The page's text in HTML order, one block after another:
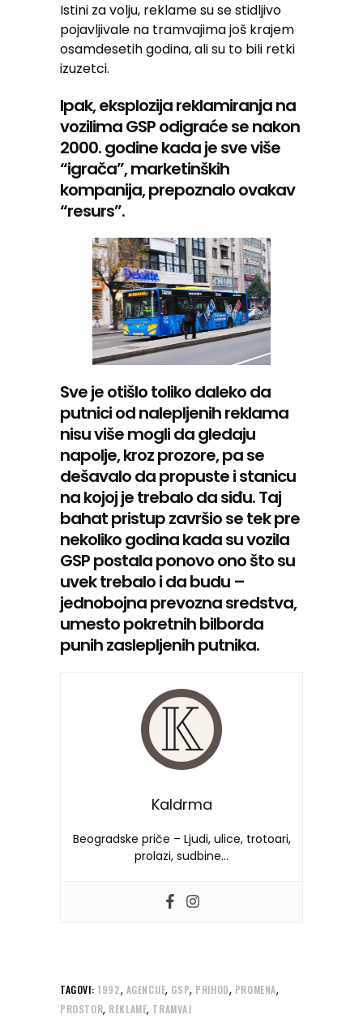
Istini za volju, reklame su se stidljivo
pojavljivale na tramvajima još krajem
osamdesetih godina, ali su to bili retki
izuzetci.
Ipak, eksplozija reklamiranja na
vozilima GSP odigraće se nakon
2000. godine kada je sve više
“igrača”, marketinških
kompanija, prepoznalo ovakav
“resurs”.
Sve je otišlo toliko daleko da
putnici od nalepljenih reklama
nisu više mogli da gledaju
napolje, kroz prozore, pa se
dešavalo da propuste i stanicu
na kojoj je trebalo da siđu. Taj
bahat pristup završio se tek pre
nekoliko godina kada su vozila
GSP postala ponovo ono što su
uvek trebalo i da budu –
jednobojna prevozna sredstva,
umesto pokretnih bilborda
punih zaslepljenih putnika.
Kaldrma
Beogradske priče – Ljudi, ulice, trotoari,
prolazi, sudbine…
TAGOVI: 1992, AGENCIJE, GSP, PRIHOD, PROMENA,
PROSTOR, REKLAME, TRAMVAJ